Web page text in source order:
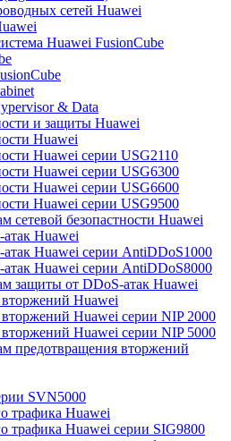
сетей Huawei
Huawei FusionCube
& Data
и защиты Huawei
Huawei
Huawei серии USG2110
Huawei серии USG6300
Huawei серии USG6600
Huawei серии USG9500
сетевой безопастности Huawei
Huawei
Huawei серии AntiDDoS1000
Huawei серии AntiDDoS8000
защиты от DDoS-атак Huawei
Huawei
Huawei серии NIP 2000
Huawei серии NIP 5000
предотвращения вторжений
SVN5000
трафика Huawei
трафика Huawei серии SIG9800